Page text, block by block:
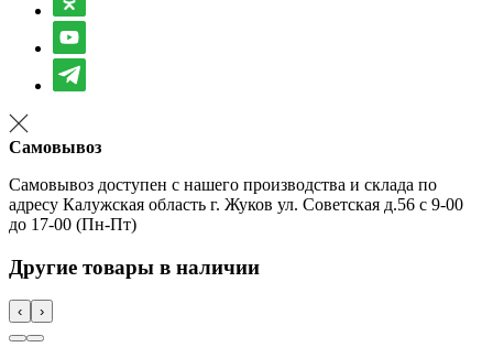
Самовывоз
Самовывоз доступен с нашего производства и склада по
адресу Калужская область г. Жуков ул. Советская д.56 с 9-00
до 17-00 (Пн-Пт)
Другие товары в наличии
‹ ›